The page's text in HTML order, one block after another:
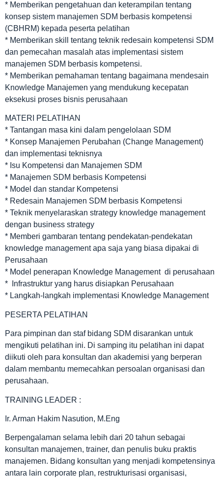
* Memberikan pengetahuan dan keterampilan tentang
konsep sistem manajemen SDM berbasis kompetensi
(CBHRM) kepada peserta pelatihan
* Memberikan skill tentang teknik redesain kompetensi SDM
dan pemecahan masalah atas implementasi sistem
manajemen SDM berbasis kompetensi.
* Memberikan pemahaman tentang bagaimana mendesain
Knowledge Manajemen yang mendukung kecepatan
eksekusi proses bisnis perusahaan
MATERI PELATIHAN
* Tantangan masa kini dalam pengelolaan SDM
* Konsep Manajemen Perubahan (Change Management)
dan implementasi teknisnya
* Isu Kompetensi dan Manajemen SDM
* Manajemen SDM berbasis Kompetensi
* Model dan standar Kompetensi
* Redesain Manajemen SDM berbasis Kompetensi
* Teknik menyelaraskan strategy knowledge management
dengan business strategy
* Memberi gambaran tentang pendekatan-pendekatan
knowledge management apa saja yang biasa dipakai di
Perusahaan
* Model penerapan Knowledge Management di perusahaan
* Infrastruktur yang harus disiapkan Perusahaan
* Langkah-langkah implementasi Knowledge Management
PESERTA PELATIHAN
Para pimpinan dan staf bidang SDM disarankan untuk
mengikuti pelatihan ini. Di samping itu pelatihan ini dapat
diikuti oleh para konsultan dan akademisi yang berperan
dalam membantu memecahkan persoalan organisasi dan
perusahaan.
TRAINING LEADER :
Ir. Arman Hakim Nasution, M.Eng
Berpengalaman selama lebih dari 20 tahun sebagai
konsultan manajemen, trainer, dan penulis buku praktis
manajemen. Bidang konsultan yang menjadi kompetensinya
antara lain corporate plan, restrukturisasi organisasi,